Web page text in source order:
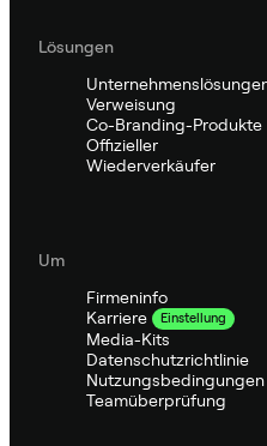
Lösungen
Verweisung
Co-Branding-Produkte
Offizieller
Wiederverkäufer
Um
Firmeninfo
Karriere
Einstellung
Media-Kits
Datenschutzrichtlinie
Nutzungsbedingungen
Teamüberprüfung